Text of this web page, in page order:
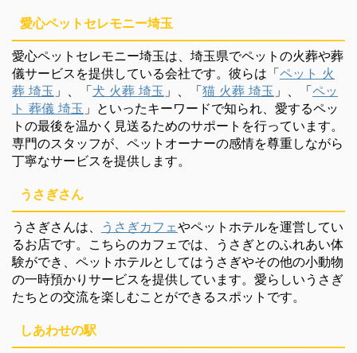
愛心ペットセレモニー埼玉
愛心ペットセレモニー埼玉は、埼玉県でペットの火葬や葬
儀サービスを提供している会社です。彼らは「ペット 火
葬 埼玉 」、「犬 火葬 埼玉 」、「猫 火葬 埼玉 」、「ペッ
ト 葬儀 埼玉 」といったキーワードで知られ、愛するペッ
トの最後を温かく見送るためのサポートを行っています。
専門のスタッフが、ペットオーナーの感情を尊重しながら
丁寧なサービスを提供します。
うさぎさん
うさぎさんは、 うさぎカフェやペットホテルを運営してい
るお店です。こちらのカフェでは、うさぎとのふれあい体
験ができ、ペットホテルとしてはうさぎやその他の小動物
の一時預かりサービスを提供しています。愛らしいうさぎ
たちとの交流を楽しむことができるスポットです。
しあわせの駅